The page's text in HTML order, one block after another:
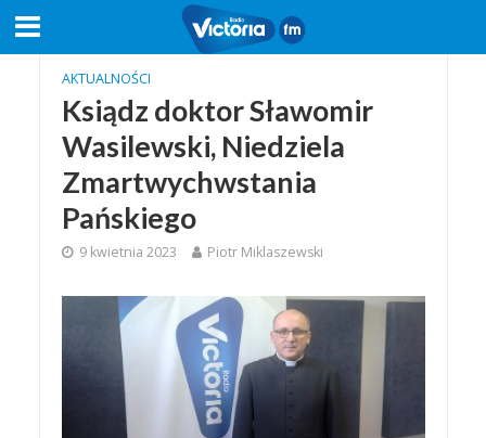
AKTUALNOŚCI
Ksiądz doktor Sławomir
Wasilewski, Niedziela
Zmartwychwstania
Pańskiego
9 kwietnia 2023 Piotr Miklaszewski